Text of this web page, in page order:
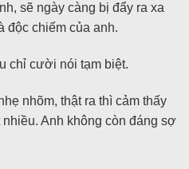
sẽ ngày càng bị đẩy ra xa
chiếm của anh.
chỉ cười nói tạm biệt.
nhõm, thật ra thì cảm thấy
Anh không còn đáng sợ